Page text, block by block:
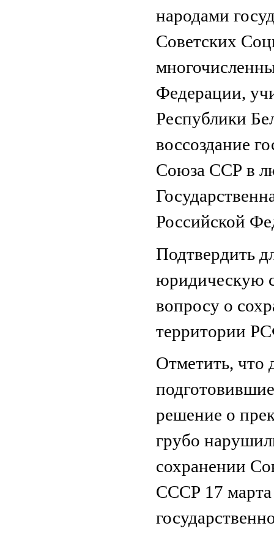
народами
Советских
Федерации,
Республики
воссоздание
Союза ССР в
Российской
Подтвердить
юридическую
вопросу о
территории
Отметить,
решение о
грубо
сохранении
СССР 17 марта